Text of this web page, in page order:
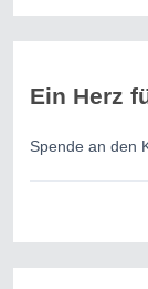
Ein Herz
Spende an den